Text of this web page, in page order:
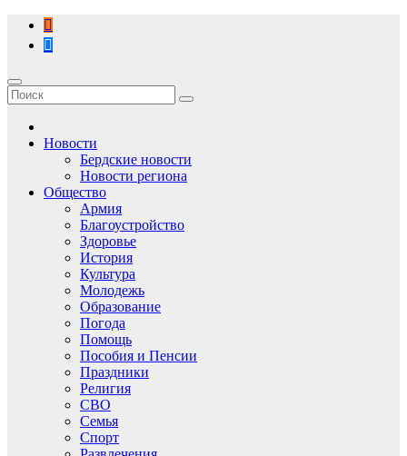
Перейти
содержимому
Новости
Бердские новости
Новости региона
Общество
Армия
Благоустройство
Здоровье
История
Культура
Молодежь
Образование
Погода
Помощь
Пособия и Пенсии
Праздники
Религия
СВО
Семья
Спорт